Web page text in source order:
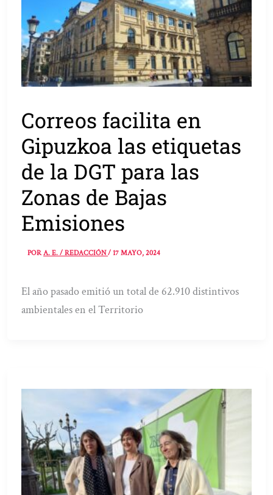
Correos facilita en
Gipuzkoa las etiquetas
de la DGT para las
Zonas de Bajas
Emisiones
PORA. E. / REDACCIÓN/17 MAYO, 2024
El año pasado emitió un total de 62.910 distintivos
ambientales en el Territorio